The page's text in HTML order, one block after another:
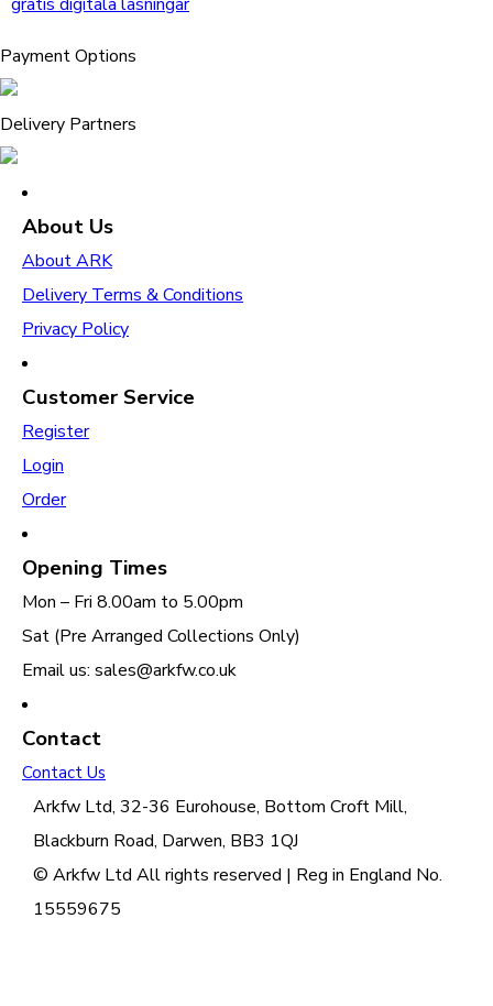
Payment Options
Delivery Partners
About Us
About ARK
Delivery Terms & Conditions
Privacy Policy
Customer Service
Register
Login
Order
Opening Times
Mon – Fri 8.00am to 5.00pm
Sat (Pre Arranged Collections Only)
Email us: sales@arkfw.co.uk
Contact
Contact Us
Arkfw Ltd, 32-36 Eurohouse, Bottom Croft Mill,
Blackburn Road, Darwen, BB3 1QJ
© Arkfw Ltd All rights reserved | Reg in England No.
15559675